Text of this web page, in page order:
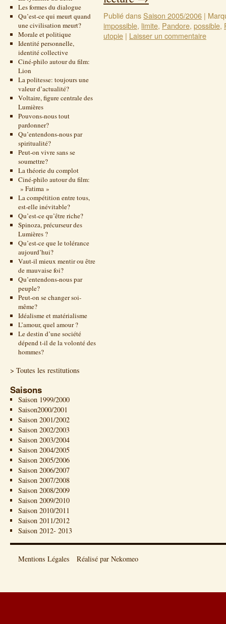
Les formes du dialogue
Qu’est-ce qui meurt quand
une civilisation meurt?
Morale et politique
Identité personnelle,
identité collective
Ciné-philo autour du film:
Lion
La politesse: toujours une
valeur d’actualité?
Voltaire, figure centrale des
Lumières
Pouvons-nous tout
pardonner?
Qu’entendons-nous par
spiritualité?
Peut-on vivre sans se
soumettre?
La théorie du complot
Ciné-philo autour du film:
» Fatima »
La compétition entre tous,
est-elle inévitable?
Qu’est-ce qu’être riche?
Spinoza, précurseur des
Lumières ?
Qu’est-ce que le tolérance
aujourd’hui?
Vaut-il mieux mentir ou être
de mauvaise foi?
Qu’entendons-nous par
peuple?
Peut-on se changer soi-
même?
Idéalisme et matérialisme
L’amour, quel amour ?
Le destin d’une société
dépend t-il de la volonté des
hommes?
> Toutes les restitutions
Saisons
Saison 1999/2000
Saison2000/2001
Saison 2001/2002
Saison 2002/2003
Saison 2003/2004
Saison 2004/2005
Saison 2005/2006
Saison 2006/2007
Saison 2007/2008
Saison 2008/2009
Saison 2009/2010
Saison 2010/2011
Saison 2011/2012
Saison 2012- 2013
Publié dansSaison 2005/2006 |
impossible, limite, Pandore, possible,
utopie | Laisser un commentaire
Mentions Légales Réalisé par Nekomeo